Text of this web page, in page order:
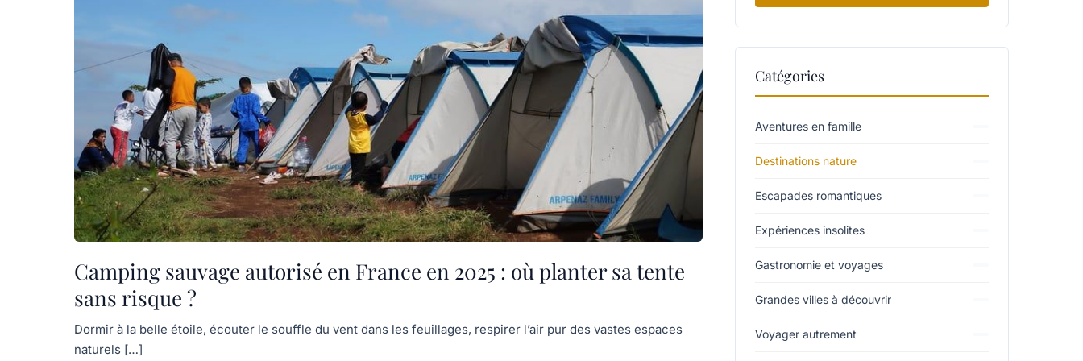
Camping sauvage autorisé en France en 2025 : où planter sa tente
sans risque ?
Dormir à la belle étoile, écouter le souffle du vent dans les feuillages, respirer l’air pur des vastes espaces
naturels […]
Catégories
Aventures en famille
Destinations nature
Escapades romantiques
Expériences insolites
Gastronomie et voyages
Grandes villes à découvrir
Voyager autrement